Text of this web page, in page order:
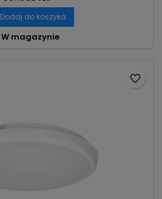
Dodaj do koszyka
W magazynie
favorite_border